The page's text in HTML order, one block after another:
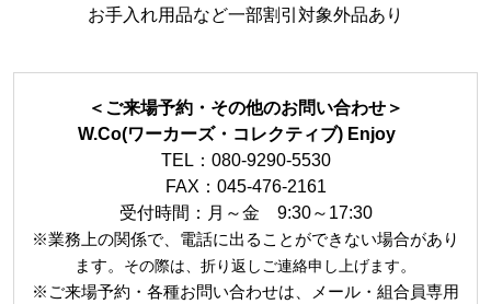
お手入れ用品など一部割引対象外品あり
＜ご来場予約・その他のお問い合わせ＞
W.Co(ワーカーズ・コレクティブ) Enjoy
TEL：080-9290-5530
FAX：045-476-2161
受付時間：月～金 9:30～17:30
※業務上の関係で、電話に出ることができない場合があり
ます。 その際は、折り返しご連絡申し上げます 。
※ご来場予約・各種お問い合わせは、メール・組合員専用